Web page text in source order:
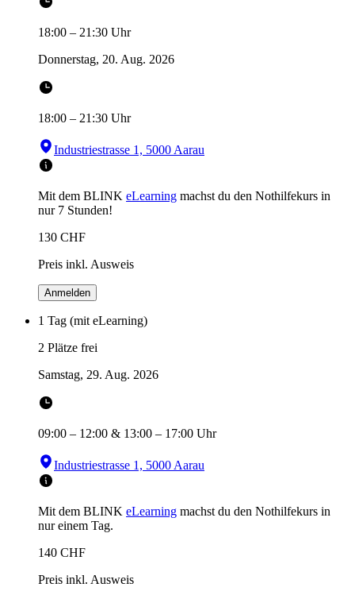
18:00 – 21:30 Uhr
Donnerstag, 20. Aug. 2026
18:00 – 21:30 Uhr
Industriestrasse 1, 5000 Aarau
Mit dem BLINK eLearning machst du den Nothilfekurs in
nur 7 Stunden!
130 CHF
Preis inkl. Ausweis
Anmelden
1 Tag (mit eLearning)
2 Plätze frei
Samstag, 29. Aug. 2026
09:00 – 12:00 & 13:00 – 17:00 Uhr
Industriestrasse 1, 5000 Aarau
Mit dem BLINK eLearning machst du den Nothilfekurs in
nur einem Tag.
140 CHF
Preis inkl. Ausweis